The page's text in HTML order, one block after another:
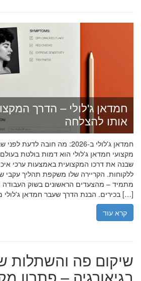
חמדאן ג'לולי – הדרך
אותו להצלחה
חמדאן ג'לולי ב-2026: מה חובה
מקצועי חמדאן ג'לולי הוא דמות בולטת
שבנה את דרכו המקצועית באמצעות ערכי
ללקוחות. הקריירה שלו משקפת תהליך עקבי
מתמיד – מהצעדים הראשונים בשוק העבודה
בכירים. הבנת הדרך שעבר חמדאן ג'לולי מספקת […]
קרא עוד
שיקום פה והשתלות